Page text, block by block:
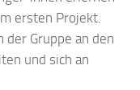
ersten Projekt.
der Gruppe an den
und sich an